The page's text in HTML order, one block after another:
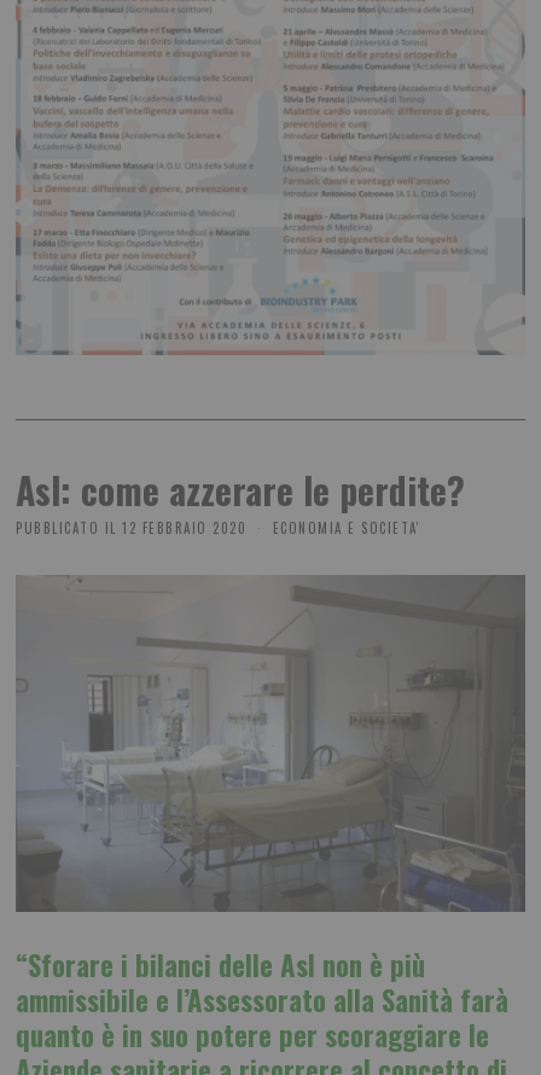
Asl: come azzerare le perdite?
PUBBLICATO IL 12 FEBBRAIO 2020 ECONOMIA E SOCIETA'
“Sforare i bilanci delle Asl non è più
ammissibile e l’Assessorato alla Sanità farà
quanto è in suo potere per scoraggiare le